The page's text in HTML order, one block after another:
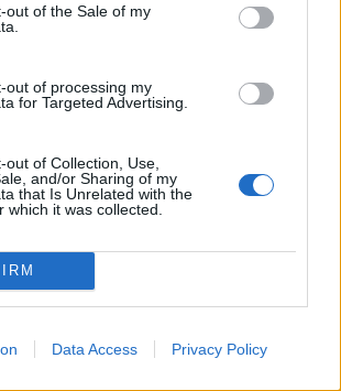
out of the Sale of my
out of processing my
for Targeted Advertising.
out of Collection, Use,
and/or Sharing of my
that Is Unrelated with the
which it was collected.
Data Access Privacy Policy
a portfolio.hu hírarchívumához
olvasása előfizetéses
kötött.
teljes cikkarchívum
BÉT elmúlt 2 év napon belüli
Előfizetés